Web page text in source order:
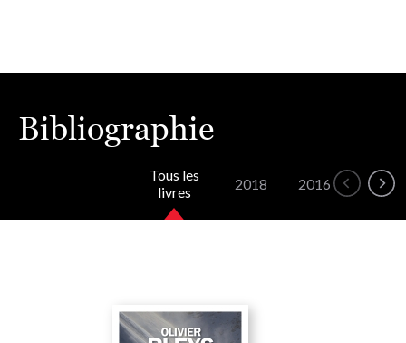
Bibliographie
Tous les
livres
2018 2016 2015